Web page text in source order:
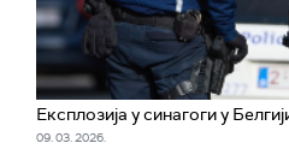
Експлозија у синагоги у
09. 03. 2026.